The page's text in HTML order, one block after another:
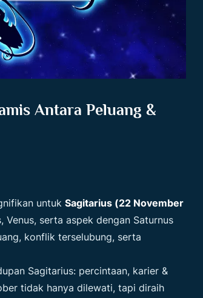
Antara Peluang &
untuk Sagitarius (22 November
serta aspek dengan Saturnus
konflik terselubung, serta
Sagitarius: percintaan, karier &
tidak hanya dilewati, tapi diraih